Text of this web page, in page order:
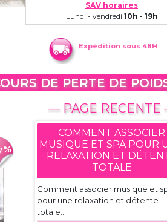
SAV horaires
Lundi - vendredi 10h - 19h
Expédition sous 48H
DE PERTE DE
%
— PAGE
COMMENT ASSOCIER
MUSIQUE ET SPA POUR
RELAXATION ET
TOTALE
Comment associer musique et
pour une relaxation et détente
totale...